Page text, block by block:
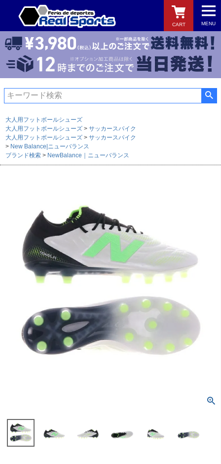
MENU
CART
検索
大人用フットボールシューズ
大人用フットボールシューズ
サッカースパイク
大人用フットボールシューズ
サッカースパイク
New Balance|ニューバランス
ブランド検索
NewBalance｜ニューバランス